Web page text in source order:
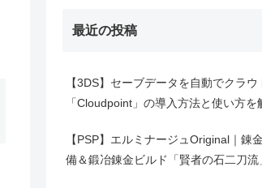
最近の投稿
【3DS】セーブデータを自動でクラウ
「Cloudpoint」の導入方法と使い方を
【PSP】エルミナージュOriginal｜錬
備＆鍛冶錬金ビルド「賢者の石二刀流